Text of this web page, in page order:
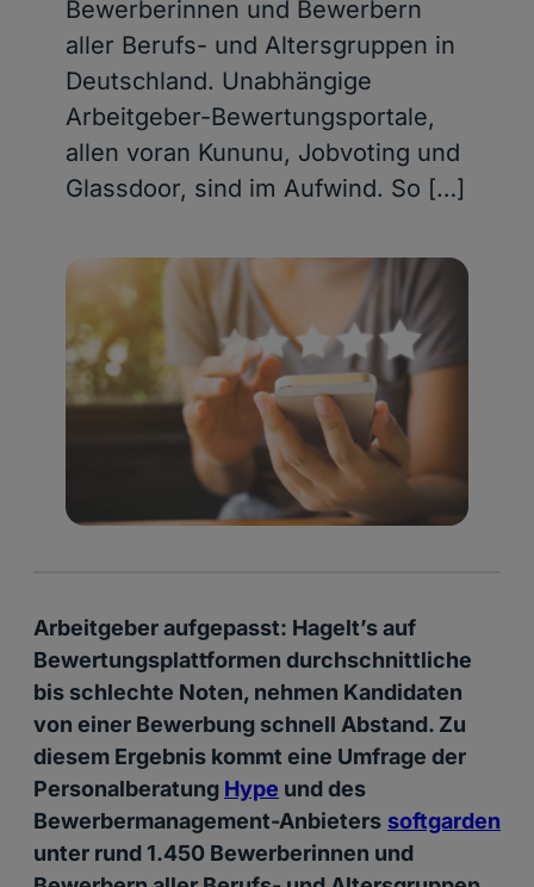
Bewerberinnen und Bewerbern
aller Berufs- und Altersgruppen in
Deutschland. Unabhängige
Arbeitgeber-Bewertungsportale,
allen voran Kununu, Jobvoting und
Glassdoor, sind im Aufwind. So […]
Arbeitgeber aufgepasst: Hagelt’s auf
Bewertungsplattformen durchschnittliche
bis schlechte Noten, nehmen Kandidaten
von einer Bewerbung schnell Abstand. Zu
diesem Ergebnis kommt eine Umfrage der
Personalberatung Hype und des
Bewerbermanagement-Anbieters softgarden
unter rund 1.450 Bewerberinnen und